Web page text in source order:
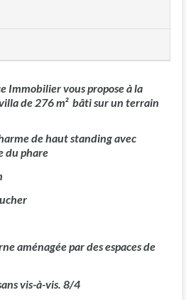
Immobilier vous propose à la
de 276 m² bâti sur un terrain
de haut standing avec
du phare
aménagée par des espaces de
vis-à-vis. 8/4